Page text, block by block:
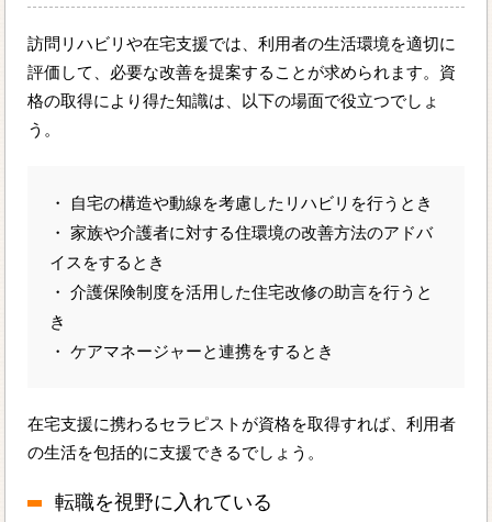
訪問リハビリや在宅支援では、利用者の生活環境を適切に
評価して、必要な改善を提案することが求められます。資
格の取得により得た知識は、以下の場面で役立つでしょ
う。
・ 自宅の構造や動線を考慮したリハビリを行うとき
・ 家族や介護者に対する住環境の改善方法のアドバ
イスをするとき
・ 介護保険制度を活用した住宅改修の助言を行うと
き
・ ケアマネージャーと連携をするとき
在宅支援に携わるセラピストが資格を取得すれば、利用者
の生活を包括的に支援できるでしょう。
転職を視野に入れている